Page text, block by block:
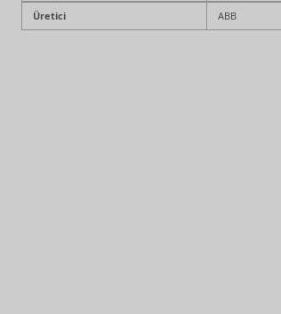
Üretici ABB